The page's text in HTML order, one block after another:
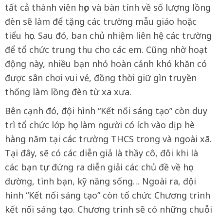
tất cả thành viên họp và bàn tính về số lượng lồng
đèn sẽ làm để tặng các trường mẫu giáo hoặc
tiểu học. Sau đó, ban chủ nhiệm liên hệ các trường
để tổ chức trung thu cho các em. Cũng nhờ hoạt
động này, nhiều bạn nhỏ hoàn cảnh khó khăn có
được sân chơi vui vẻ, đồng thời giữ gìn truyền
thống làm lồng đèn từ xa xưa.
Bên cạnh đó, đội hình “Kết nối sáng tạo” còn duy
trì tổ chức lớp học làm người có ích vào dịp hè
hàng năm tại các trường THCS trong và ngoài xã.
Tại đây, sẽ có các diễn giả là thầy cô, đôi khi là
các bạn tự đứng ra diễn giải các chủ đề về học
đường, tình bạn, kỹ năng sống… Ngoài ra, đội
hình “Kết nối sáng tạo” còn tổ chức Chương trình
kết nối sáng tạo. Chương trình sẽ có những chuỗi